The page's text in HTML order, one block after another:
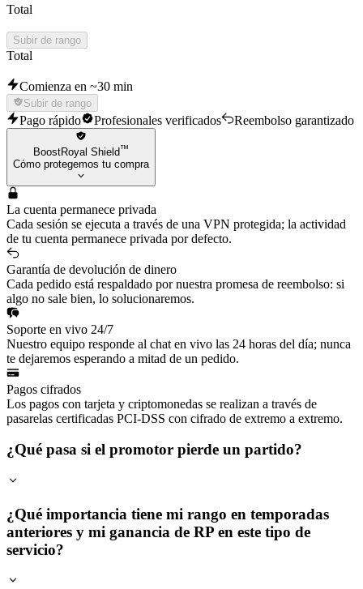
Total
Subir de rango
Total
Comienza en ~30 min
Subir de rango
Pago rápido Profesionales verificados Reembolso garantizado
BoostRoyal Shield™
Cómo protegemos tu compra
La cuenta permanece privada
Cada sesión se ejecuta a través de una VPN protegida; la actividad
de tu cuenta permanece privada por defecto.
Garantía de devolución de dinero
Cada pedido está respaldado por nuestra promesa de reembolso: si
algo no sale bien, lo solucionaremos.
Soporte en vivo 24/7
Nuestro equipo responde al chat en vivo las 24 horas del día; nunca
te dejaremos esperando a mitad de un pedido.
Pagos cifrados
Los pagos con tarjeta y criptomonedas se realizan a través de
pasarelas certificadas PCI-DSS con cifrado de extremo a extremo.
¿Qué pasa si el promotor pierde un partido?
¿Qué importancia tiene mi rango en temporadas
anteriores y mi ganancia de RP en este tipo de
servicio?